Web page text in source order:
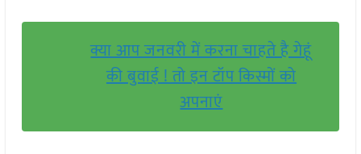
क्या आप जनवरी में करना चाहते है गेहूं
की बुवाई ! तो इन टॉप किस्मों को
अपनाएं